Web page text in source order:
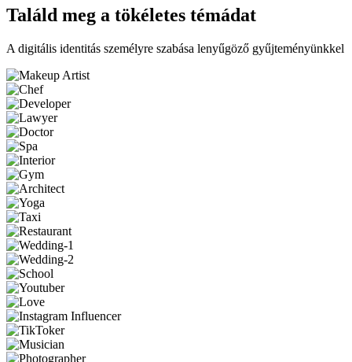
Találd meg a tökéletes témádat
A digitális identitás személyre szabása lenyűgöző gyűjteményünkkel